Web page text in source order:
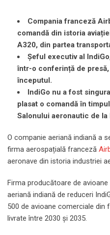
Compania franceză
comandă din istoria
A320, din partea
Șeful executiv al
într-o conferință de
începutul.
IndiGo nu a fost
plasat o comandă în
Salonului aeronautic de la
O companie aeriană indiană a
firma aerospațială franceză
aeronave din istoria industriei
Firma producătoare de
aeriană indiană de reduceri
500 de avioane comerciale din
livrate între 2030 și 2035.